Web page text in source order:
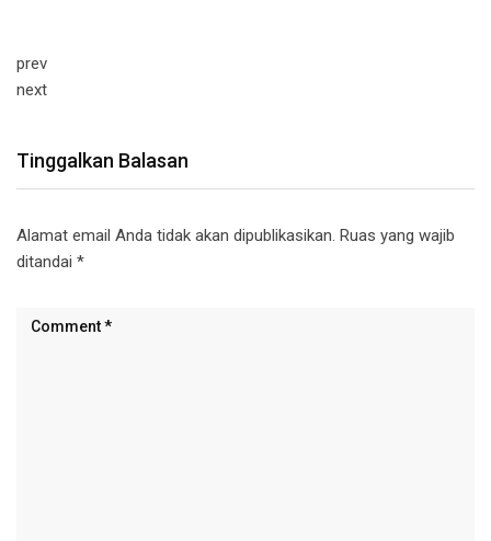
prev
next
Tinggalkan Balasan
Alamat email Anda tidak akan dipublikasikan. Ruas yang wajib
ditandai *